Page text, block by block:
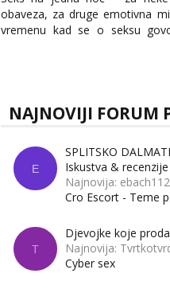
obaveza, za druge emotivna
vremenu kad se o seksu
tema „jedne noći strasti“ i dalje
NAJNOVIJI FORUM
E
SPLITSKO
Iskustva & recenzije
Najnovija: ebach112
Cro Escort - Teme
T
Djevojke koje
Najnovija:
Cyber sex